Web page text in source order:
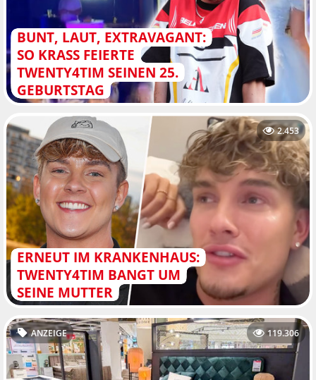
BUNT, LAUT, EXTRAVAGANT:
SO KRASS FEIERTE
TWENTY4TIM SEINEN 25.
GEBURTSTAG
ERNEUT IM KRANKENHAUS:
TWENTY4TIM BANGT UM
SEINE MUTTER
2.453
ANZEIGE 119.306